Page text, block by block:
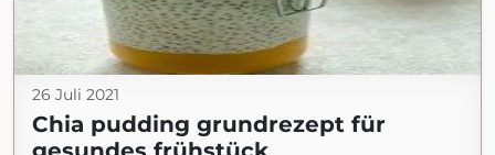
26 Juli 2021
Chia pudding grundrezept für